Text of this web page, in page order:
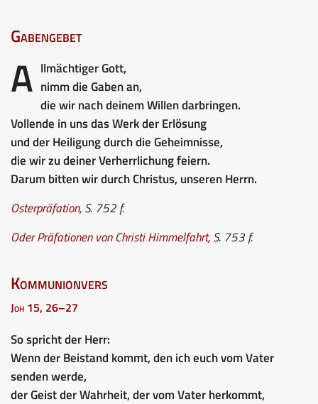
Gabengebet
A llmächtiger Gott,
nimm die Gaben an,
die wir nach deinem Willen darbringen.
Vollende in uns das Werk der Erlösung
und der Heiligung durch die Geheimnisse,
die wir zu deiner Verherrlichung feiern.
Darum bitten wir durch Christus, unseren Herrn.
Osterpräfation,S. 752 f.
OderPräfationen von Christi Himmelfahrt,S. 753 f.
Kommunionvers
Joh 15, 26–27
So spricht der Herr:
Wenn der Beistand kommt, den ich euch vom Vater
senden werde,
der Geist der Wahrheit, der vom Vater herkommt,